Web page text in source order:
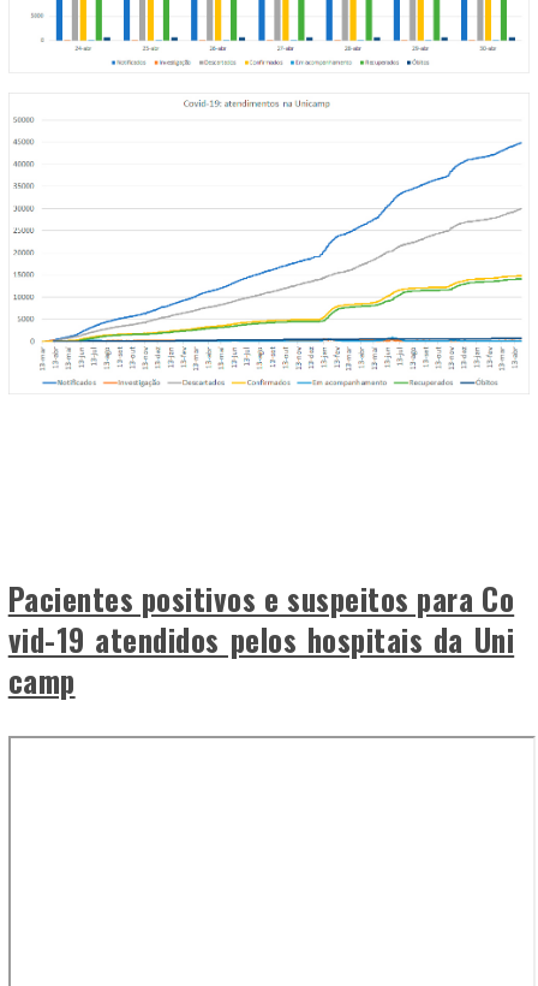
Pacientes positivos e suspeitos para Co
vid-19 atendidos pelos hospitais da Uni
camp